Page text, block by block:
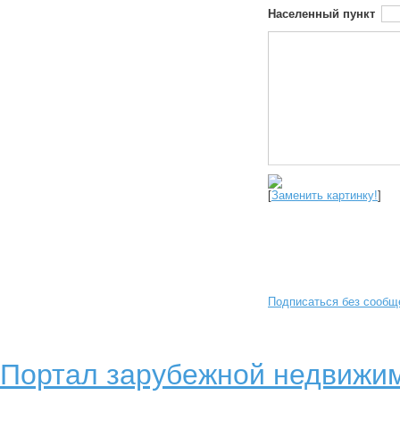
Населенный пункт
[Заменить картинку!]
Подписаться без
Портал зарубежной